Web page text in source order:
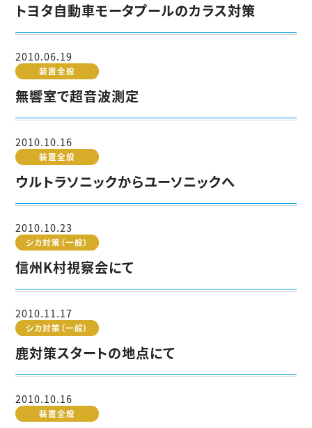
トヨタ自動車モータプールのカラス対策
2010.06.19
装置全般
無響室で超音波測定
2010.10.16
装置全般
ウルトラソニックからユーソニックへ
2010.10.23
シカ対策（一般）
信州K村視察会にて
2010.11.17
シカ対策（一般）
鹿対策スタートの地点にて
2010.10.16
装置全般